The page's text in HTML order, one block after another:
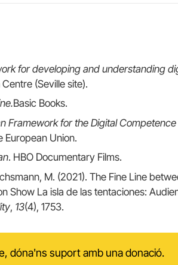
for developing and understanding
(Seville site).
Basic Books.
Framework for the Digital
European Union.
. HBO Documentary Films.
M. (2021). The Fine Line
Show La isla de las tentaciones:
, 13(4), 1753.
dóna'ns suport amb una donació.